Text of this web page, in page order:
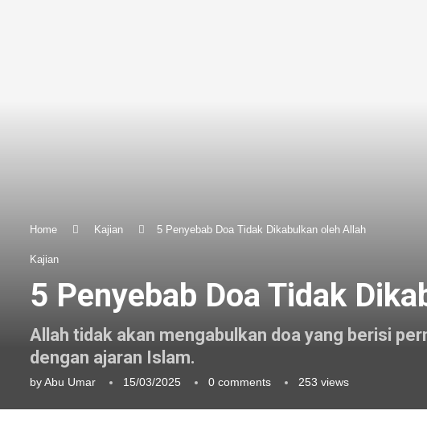
Home Kajian 5 Penyebab Doa Tidak Dikabulkan oleh Allah
Kajian
5 Penyebab Doa Tidak
Allah tidak akan mengabulkan doa yang berisi
dengan ajaran Islam.
byAbu Umar 15/03/2025 0 comments 253 views